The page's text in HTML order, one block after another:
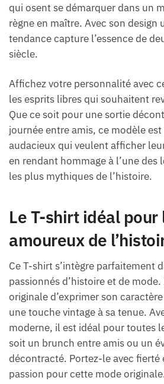
qui osent se démarquer dans un
règne en maître. Avec son design
tendance capture l’essence de
siècle.
Affichez votre personnalité avec
les esprits libres qui souhaitent
Que ce soit pour une sortie
journée entre amis, ce modèle
audacieux qui veulent afficher
en rendant hommage à l’une des
les plus mythiques de l’histoire.
Le T-shirt idéal pour
amoureux de
Ce T-shirt s’intègre parfaitement
passionnés d’histoire et de
originale d’exprimer son
une touche vintage à sa tenue.
moderne, il est idéal pour toutes
soit un brunch entre amis ou un
décontracté. Portez-le avec fierté
passion pour cette mode